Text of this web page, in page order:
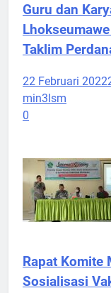
Guru dan
Taklim
22 Februari 2022
min3lsm
0
Rapat Komite
Sosialisasi